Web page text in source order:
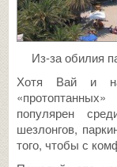
Из-за обилия
Хотя Вай и
популярен
шезлонгов,
того, чтобы с